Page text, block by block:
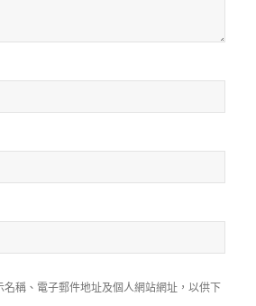
名稱、電子郵件地址及個人網站網址，以供下